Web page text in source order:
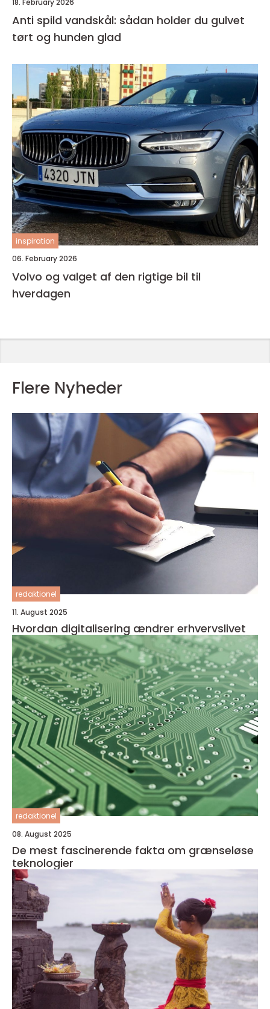
18. February 2026
Anti spild vandskål: sådan holder du gulvet
tørt og hunden glad
inspiration
06. February 2026
Volvo og valget af den rigtige bil til
hverdagen
Flere Nyheder
redaktionel
11. August 2025
Hvordan digitalisering ændrer erhvervslivet
redaktionel
08. August 2025
De mest fascinerende fakta om grænseløse
teknologier